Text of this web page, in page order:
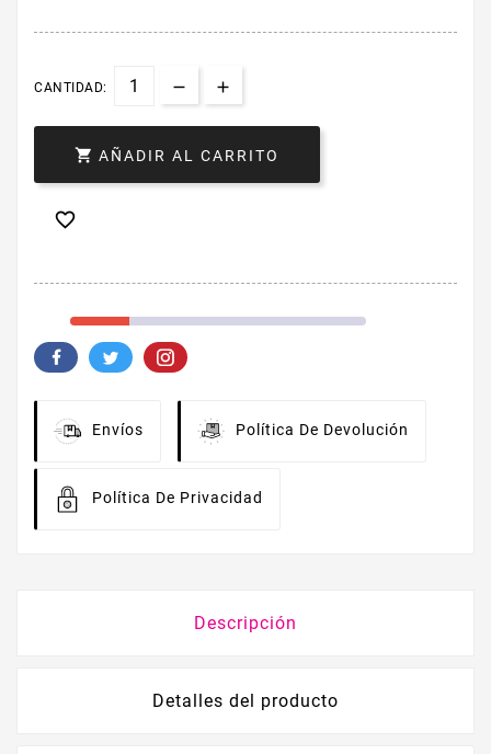
CANTIDAD:
 AÑADIR AL CARRITO

Envíos Política De Devolución
Política De Privacidad
Descripción
Detalles del producto